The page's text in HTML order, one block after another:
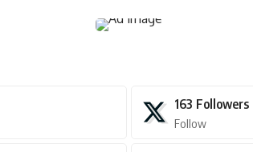
163 Followers
Follow